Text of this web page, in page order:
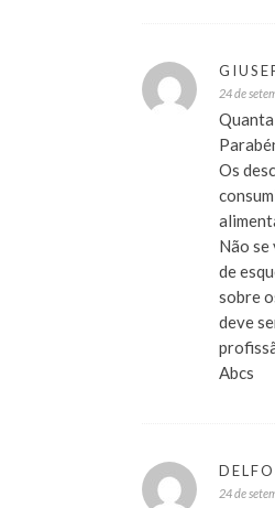
24 de
Os
Não
de
sobre
deve
Abcs
24 de